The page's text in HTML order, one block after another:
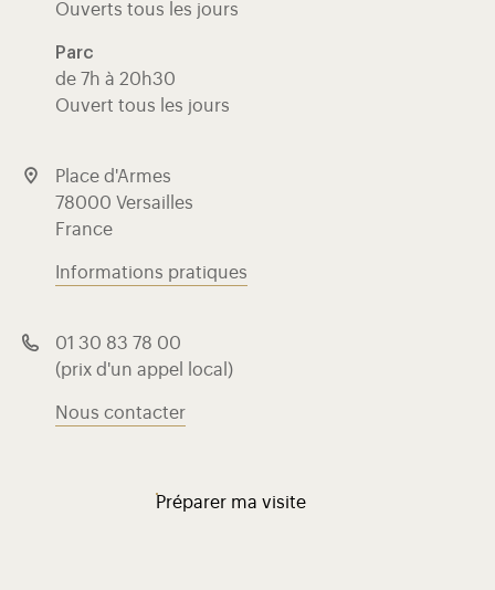
Ouverts tous les jours
Parc
de 7h à 20h30
Ouvert tous les jours
Place d'Armes
78000 Versailles
France
Informations pratiques
01 30 83 78 00
(prix d'un appel local)
Nous contacter
Préparer ma visite